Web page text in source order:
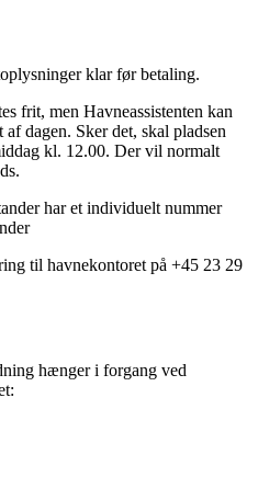
klar før betaling.
frit, men Havneassistenten kan
dagen. Sker det, skal pladsen
kl. 12.00. Der vil normalt
har et individuelt nummer
til havnekontoret på +45 23 29
hænger i forgang ved